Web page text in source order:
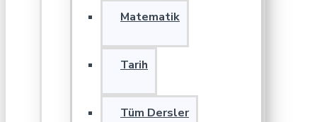
Matematik
Tarih
Tüm Dersler